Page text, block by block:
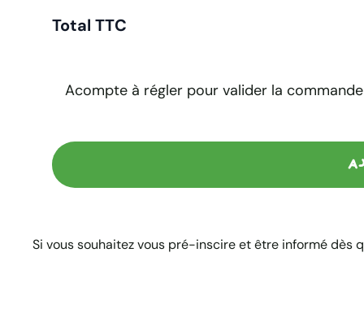
Total TTC
Acompte à régler pour valider la commande
Si vous souhaitez vous pré-inscire et être informé dès